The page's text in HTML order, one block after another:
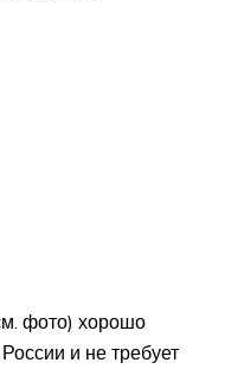
фото) хорошо
и не требует